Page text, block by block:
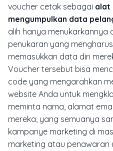
voucher cetak sebagai alat
mengumpulkan data
alih hanya menukarkannya
penukaran yang
memasukkan data diri
Voucher tersebut bisa
code yang mengarahkan
website Anda untuk
meminta nama, alamat
mereka, yang semuanya
kampanye marketing di
marketing atau penawaran